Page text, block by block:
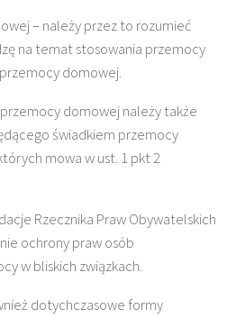
– należy przez to rozumieć
na temat stosowania przemocy
domowej.
domowej należy także
świadkiem przemocy
mowa w ust. 1 pkt 2
Rzecznika Praw Obywatelskich
ochrony praw osób
w bliskich związkach.
dotychczasowe formy